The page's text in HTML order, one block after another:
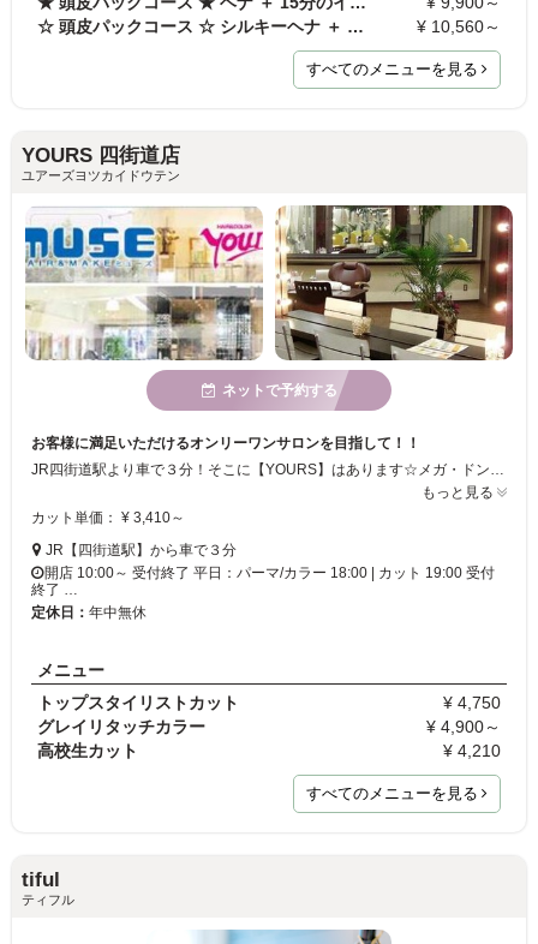
☆ 頭皮パックコース ☆ シルキーヘナ ＋ 15分のインド…
¥ 10,560～
すべてのメニューを見る
YOURS 四街道店
ユアーズヨツカイドウテン
ネットで予約する
お客様に満足いただけるオンリーワンサロンを目指して！！
JR四街道駅より車で３分！そこに【YOURS】はあります☆メガ・ドンキホーテ内2Ｆのトータルビューティーサロンです♪♪感性豊かなスタッフが”あなたらしさ”を引き出すお手伝いをさせていただきます★ぜひ、ご来店下さい！！
もっと見る
カット単価： ¥ 3,410～
JR【四街道駅】から車で３分
開店 10:00～ 受付終了 平日：パーマ/カラー 18:00 | カット 19:00 受付
終了 …
定休日： 年中無休
メニュー
トップスタイリストカット
¥ 4,750
グレイリタッチカラー
¥ 4,900～
高校生カット
¥ 4,210
すべてのメニューを見る
tiful
ティフル